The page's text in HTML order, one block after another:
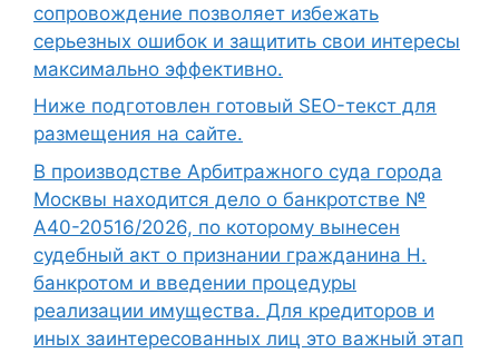
сопровождение позволяет избежать
серьезных ошибок и защитить свои интересы
максимально эффективно.
Ниже подготовлен готовый SEO-текст для
размещения на сайте.
В производстве Арбитражного суда города
Москвы находится дело о банкротстве №
А40-20516/2026, по которому вынесен
судебный акт о признании гражданина Н.
банкротом и введении процедуры
реализации имущества. Для кредиторов и
иных заинтересованных лиц это важный этап